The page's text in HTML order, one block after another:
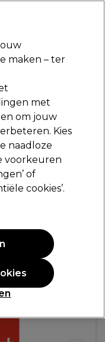
Aanmelden
t/m vrijdag
100ml
maken – ter
met
om jouw
Kies
naadloze
voorkeuren
of
cookies’.